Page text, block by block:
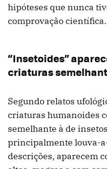
hipóteses que nunca
comprovação científica.
“Insetoides”
criaturas
Segundo relatos
criaturas humanoides
semelhante à de
principalmente louva-
descrições, aparecem